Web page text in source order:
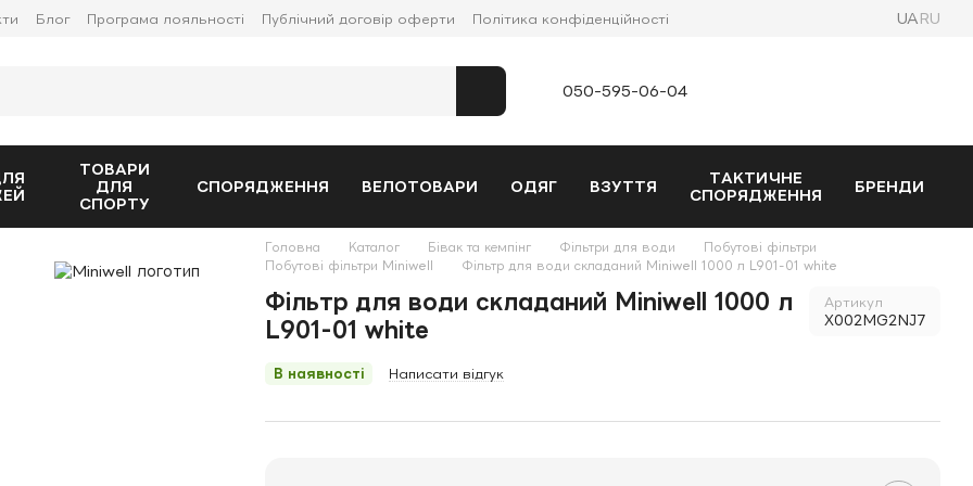
Блог Програма лояльності Публічний договір оферти Політика конфіденційності UA RU
050-595-06-04
ТОВАРИ
ДЛЯ
СПОРТУ
СПОРЯДЖЕННЯ ВЕЛОТОВАРИ ОДЯГ ВЗУТТЯ
ТАКТИЧНЕ
СПОРЯДЖЕННЯ
БРЕНДИ
Головна Каталог Бівак та кемпінг Фільтри для води
Побутові фільтри
Побутові фільтри Miniwell
Фільтр для води складаний Miniwell 1000 л L901-01 white
Фільтр для води складаний Miniwell 1000 л
L901-01 white
Артикул
X002MG2NJ7
В наявності Написати відгук